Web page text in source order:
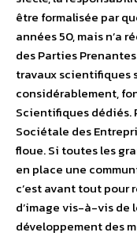
être formalisée par
années 50, mais n’a
des Parties
travaux scientifiques
considérablement,
Scientifiques dédiés.
Sociétale des
floue. Si toutes les
en place une
c’est avant tout pour
d’image vis-à-vis de
développement des